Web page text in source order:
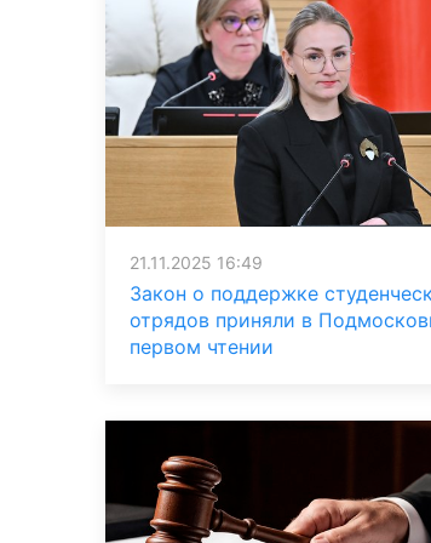
21.11.2025 16:49
Закон о поддержке
отрядов приняли в
первом чтении